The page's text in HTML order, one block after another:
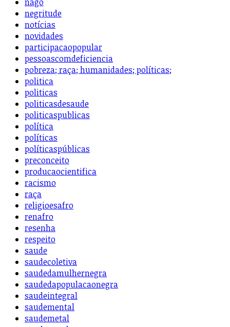
negritude
notícias
novidades
participacaopopular
pessoascomdeficiencia
pobreza; raça; humanidades; políticas;
politica
politicas
politicasdesaude
politicaspublicas
política
políticas
políticaspúblicas
preconceito
producaocientifica
racismo
raça
religioesafro
renafro
resenha
respeito
saude
saudecoletiva
saudedamulhernegra
saudedapopulacaonegra
saudeintegral
saudemental
saudemetal